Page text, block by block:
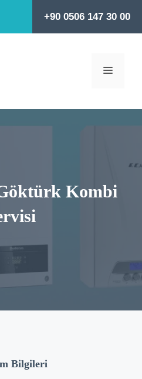
+90 0506 147 30 00
MENÜ
Kombi
Bilgileri